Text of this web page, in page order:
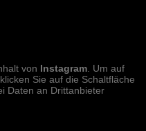
von Instagram . Um auf
Sie auf die Schaltfläche
Daten an Drittanbieter